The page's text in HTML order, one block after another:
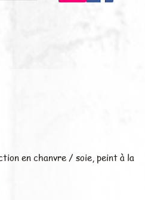
en chanvre / soie, peint à la